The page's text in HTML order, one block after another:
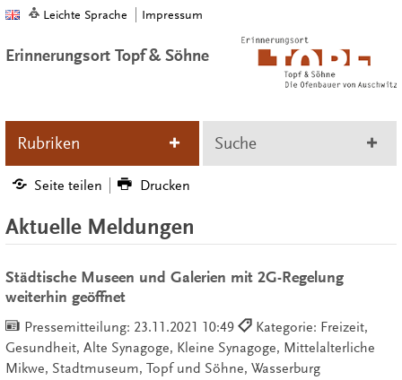
Leichte Sprache Impressum
Erinnerungsort Topf & Söhne
Rubriken Suche
Seite teilen Drucken
Aktuelle Meldungen
Städtische Museen und Galerien mit 2G-Regelung
weiterhin geöffnet
Pressemitteilung: 23.11.2021 10:49
Kategorie: Freizeit,
Gesundheit, Alte Synagoge, Kleine Synagoge, Mittelalterliche
Mikwe, Stadtmuseum, Topf und Söhne, Wasserburg